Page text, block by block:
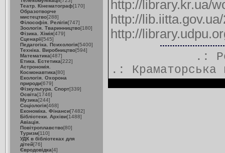
Театр. Кінематограф[170]
Образотворче
мистецтво[288]
Філософія. Релігія[747]
Зоологія. Тваринництво[180]
Фізика. Хімія[479]
Сценарії[545]
Педагогіка. Психологія[5400]
Техніка. Виробництво[594]
Математика[487]
Етика. Естетика[222]
Астрономія.
Космонавтика[80]
Екологія. Охорона
природи[679]
Фізкультура. Спорт[339]
Освіта[1746]
Музика[244]
Соціологія[468]
Економіка. Фінанси[7482]
Бібліотеки. Архіви[1488]
Авіація.
Повітроплавство[80]
Туризм[110]
УДК в бібліотеках для
дітей[76]
Євродовідка[4]
http://library.kr.ua/
http://
http://
.:
.: